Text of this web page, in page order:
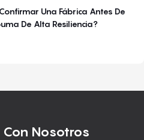
Una Fábrica Antes De
De Alta Resiliencia?
Con Nosotros